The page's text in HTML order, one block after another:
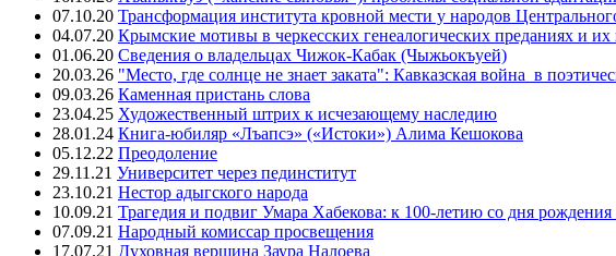
07.10.20 Трансформация института кровной мести у народов
04.07.20 Крымские мотивы в черкесских генеалогических преданиях и их
01.06.20 Сведения о владельцах Чижок-Кабак (Чыжьокъуей)
20.03.26 "Место, где солнце не знает заката": Кавказская война в
09.03.26 Каменная пристань слова
23.04.25 Художественный штрих к исчезающему наследию
28.01.24 Книга-юбиляр «Лъапсэ» («Истоки») Алима Кешокова
05.12.22 Преодоление
29.11.21 Университет через пединститут
23.10.21 Нестор адыгского народа
10.09.21 Трагедия и подвиг Умара Хабекова: к 100-летию со дня рождения
07.09.21 Народный комиссар просвещения
17.07.21 Духовная вершина Заура Налоева